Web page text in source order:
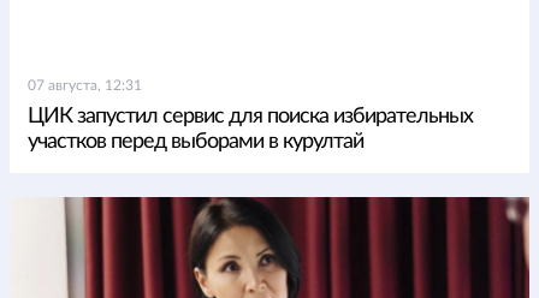
07 августа, 12:31
ЦИК запустил сервис для поиска избирательных
участков перед выборами в курултай